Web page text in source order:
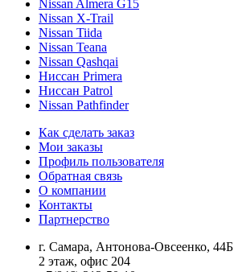
Nissan Almera G15
Nissan X-Trail
Nissan Tiida
Nissan Teana
Nissan Qashqai
Ниссан Primera
Ниссан Patrol
Nissan Pathfinder
Как сделать заказ
Мои заказы
Профиль пользователя
Обратная связь
О компании
Контакты
Партнерство
г. Самара, Антонова-Овсеенко, 44Б
2 этаж, офис 204